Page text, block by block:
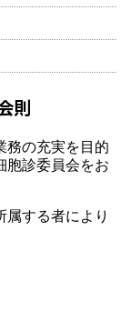
則
務の充実を目的
胞診委員会をお
する者により